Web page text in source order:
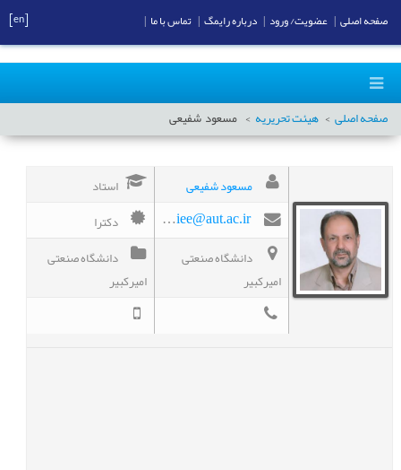
صفحه اصلی هیئت تحریریه مسعودشفیعی
مسعود شفیعی استاد
mshafiee@aut.ac.ir
دکترا
دانشگاه صنعتی
امیرکبیر
دانشگاه صنعتی
امیرکبیر
صفحه اصلی عضویت/ ورود درباره رایمگ تماس با ما